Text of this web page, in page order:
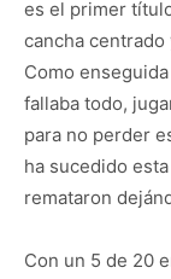
es el primer
cancha
Como
fallaba todo,
para no perder
ha sucedido
remataron
Con un 5 de 20